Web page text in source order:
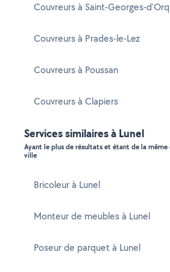
Couvreurs à Saint-Georges-
Couvreurs à Prades-le-Lez
Couvreurs à Poussan
Couvreurs à Clapiers
Services similaires à Lunel
Ayant le plus de résultats et étant de la
ville
Bricoleur à Lunel
Monteur de meubles à Lunel
Poseur de parquet à Lunel